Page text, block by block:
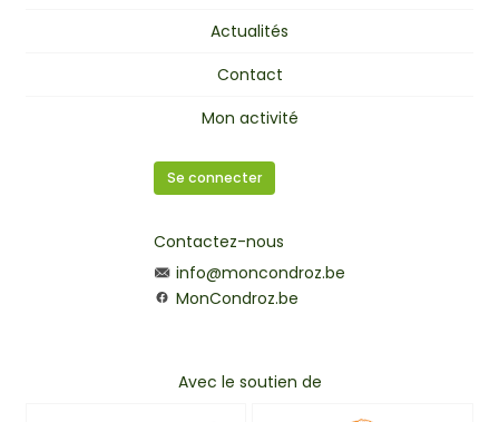
Actualités
Contact
Mon activité
Se connecter
Contactez-nous
info@moncondroz.be
MonCondroz.be
Avec le soutien de